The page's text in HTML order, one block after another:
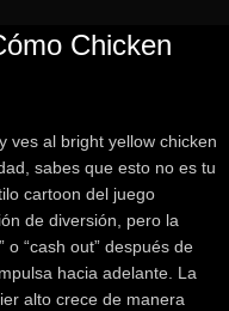
Chicken
ves al bright yellow chicken
sabes que esto no es tu
cartoon del juego
de diversión, pero la
“cash out” después de
hacia adelante. La
alto crece de manera